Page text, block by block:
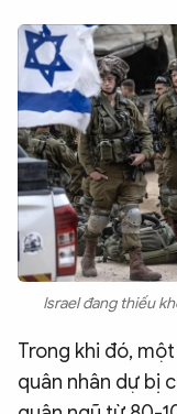
Chuyên trangAn ninh
Chuyên đề
Israel đang thiếu
Trong khi đó,
quân nhân dự bị